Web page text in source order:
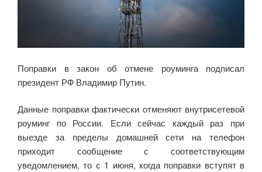
Поправки в закон об отмене роуминга подписал
президент РФ Владимир Путин.
Данные поправки фактически отменяют внутрисетевой
роуминг по России. Если сейчас каждый раз при
выезде за пределы домашней сети на телефон
приходит сообщение с соответствующим
уведомлением, то с 1 июня, когда поправки вступят в